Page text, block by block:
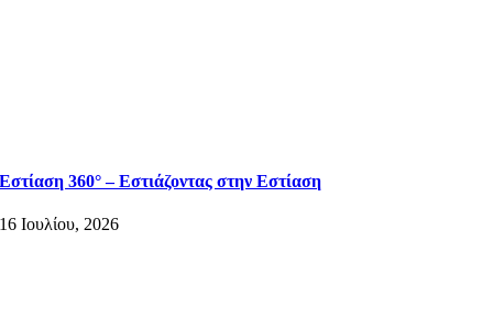
Εστίαση 360° – Εστιάζοντας στην Εστίαση
16 Ιουλίου, 2026